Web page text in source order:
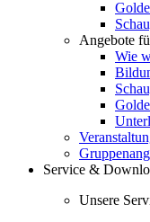
Angebote
Wie
Service &
Unsere